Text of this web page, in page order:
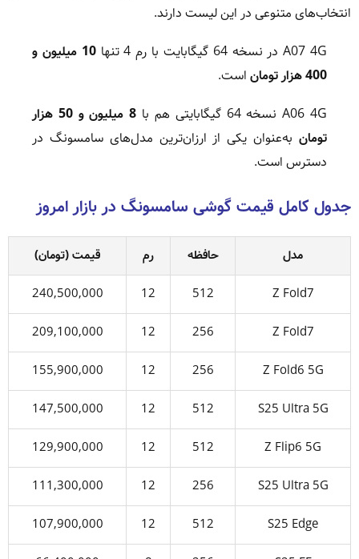
انتخاب‌های متنوعی در این لیست دارند.
A07 4G در نسخه 64 گیگابایت با رم 4 تنها
10 میلیون و
400 هزار تومان
است.
A06 4G نسخه 64 گیگابایتی هم با
8 میلیون و 50 هزار
تومان به‌عنوان یکی از ارزان‌ترین مدل‌های سامسونگ در
دسترس است.
جدول کامل قیمت گوشی سامسونگ در بازار امروز
مدل حافظه رم
قیمت (تومان)
Z Fold7
512
12
240,500,000
Z Fold7
256
12
209,100,000
Z Fold6 5G
256
12
155,900,000
S25 Ultra 5G
512
12
147,500,000
Z Flip6 5G
512
12
129,900,000
S25 Ultra 5G
256
12
111,300,000
S25 Edge
512
12
107,900,000